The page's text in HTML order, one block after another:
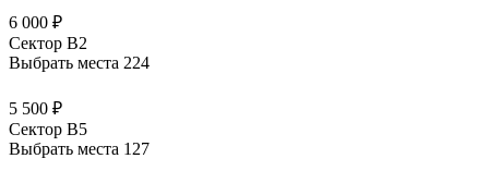
6 000 ₽
Сектор B2
Выбрать места 224
5 500 ₽
Сектор B5
Выбрать места 127